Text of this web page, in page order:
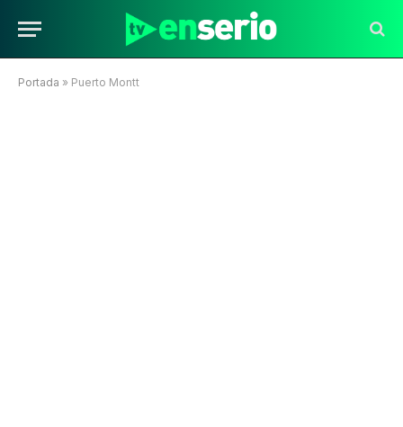
Portada » Puerto Montt